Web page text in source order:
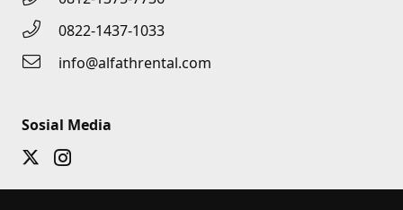
0822-1437-1033
info@alfathrental.com
Sosial Media